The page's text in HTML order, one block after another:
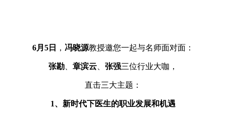
6月5日 ， 冯晓源教授邀您一起与名师面对面：
张勘、 章滨云、 张强三位行业大咖，
直击三大主题：
1、新时代下医生的职业发展和机遇